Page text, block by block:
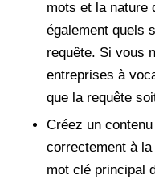
mots et la nature
également quels
requête. Si vous
entreprises à
que la requête
Créez un
correctement à
mot clé principal